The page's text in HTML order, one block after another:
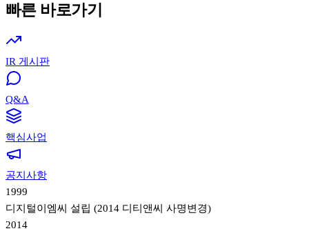
빠른 바로가기
IR 게시판
Q&A
핵심사업
공지사항
1999
디지털이엠씨 설립 (2014 디티앤씨 사명변경)
2014